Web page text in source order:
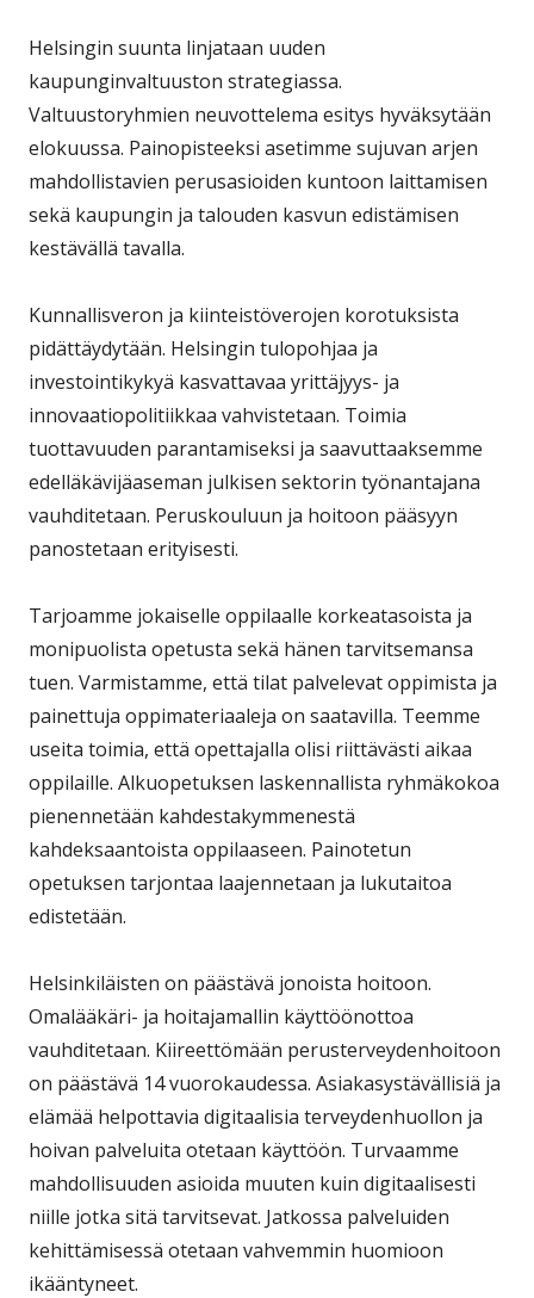
Helsingin suunta linjataan uuden
kaupunginvaltuuston strategiassa.
Valtuustoryhmien neuvottelema esitys hyväksytään
elokuussa. Painopisteeksi asetimme sujuvan arjen
mahdollistavien perusasioiden kuntoon laittamisen
sekä kaupungin ja talouden kasvun edistämisen
kestävällä tavalla.
Kunnallisveron ja kiinteistöverojen korotuksista
pidättäydytään. Helsingin tulopohjaa ja
investointikykyä kasvattavaa yrittäjyys- ja
innovaatiopolitiikkaa vahvistetaan. Toimia
tuottavuuden parantamiseksi ja saavuttaaksemme
edelläkävijäaseman julkisen sektorin työnantajana
vauhditetaan. Peruskouluun ja hoitoon pääsyyn
panostetaan erityisesti.
Tarjoamme jokaiselle oppilaalle korkeatasoista ja
monipuolista opetusta sekä hänen tarvitsemansa
tuen. Varmistamme, että tilat palvelevat oppimista ja
painettuja oppimateriaaleja on saatavilla. Teemme
useita toimia, että opettajalla olisi riittävästi aikaa
oppilaille. Alkuopetuksen laskennallista ryhmäkokoa
pienennetään kahdestakymmenestä
kahdeksaantoista oppilaaseen. Painotetun
opetuksen tarjontaa laajennetaan ja lukutaitoa
edistetään.
Helsinkiläisten on päästävä jonoista hoitoon.
Omalääkäri- ja hoitajamallin käyttöönottoa
vauhditetaan. Kiireettömään perusterveydenhoitoon
on päästävä 14 vuorokaudessa. Asiakasystävällisiä ja
elämää helpottavia digitaalisia terveydenhuollon ja
hoivan palveluita otetaan käyttöön. Turvaamme
mahdollisuuden asioida muuten kuin digitaalisesti
niille jotka sitä tarvitsevat. Jatkossa palveluiden
kehittämisessä otetaan vahvemmin huomioon
ikääntyneet.